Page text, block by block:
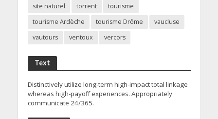
site naturel
torrent
tourisme
tourisme Ardèche
tourisme Drôme
vaucluse
vautours
ventoux vercors
Text
Distinctively utilize long-term high-impact total linkage
whereas high-payoff experiences. Appropriately
communicate 24/365.